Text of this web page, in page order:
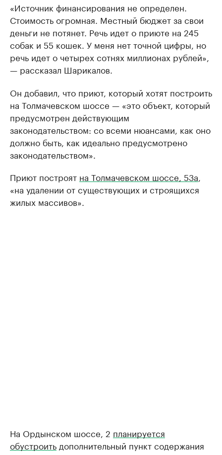
«Источник финансирования не определен.
Стоимость огромная. Местный бюджет за свои
деньги не потянет. Речь идет о приюте на 245
собак и 55 кошек. У меня нет точной цифры, но
речь идет о четырех сотнях миллионах рублей»,
— рассказал Шарикалов.
Он добавил, что приют, который хотят построить
на Толмачевском шоссе — «это объект, который
предусмотрен действующим
законодательством: со всеми нюансами, как оно
должно быть, как идеально предусмотрено
законодательством».
Приют построят на Толмачевском шоссе, 53а
«на удалении от существующих и строящихся
жилых массивов».
На Ордынском шоссе, 2 планируется
обустроить дополнительный пункт содержания